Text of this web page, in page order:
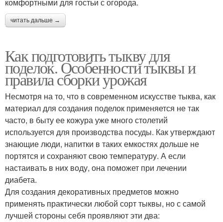
читать дальше →
Как подготовить тыкву для
поделок. Особенности тыквы и
правила сборки урожая
Несмотря на то, что в современном искусстве тыква, как
материал для создания поделок применяется не так
часто, в быту ее кожура уже много столетий
используется для производства посуды. Как утверждают
знающие люди, напитки в таких емкостях дольше не
портятся и сохраняют свою температуру. А если
настаивать в них воду, она поможет при лечении
диабета.
Для создания декоративных предметов можно
применять практически любой сорт тыквы, но с самой
лучшей стороны себя проявляют эти два: